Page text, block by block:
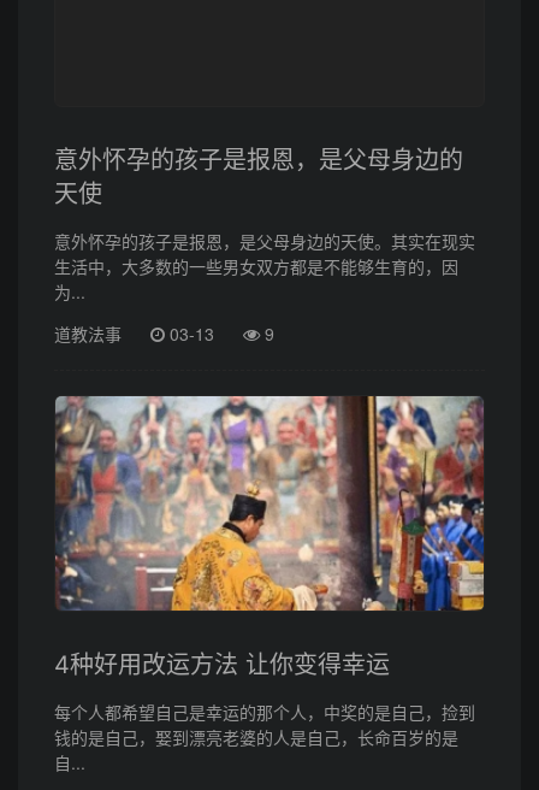
意外怀孕的孩子是报恩，是父母身边的
天使
意外怀孕的孩子是报恩，是父母身边的天使。其实在现实
生活中，大多数的一些男女双方都是不能够生育的，因
为...
道教法事
03-13 9
4种好用改运方法 让你变得幸运
每个人都希望自己是幸运的那个人，中奖的是自己，捡到
钱的是自己，娶到漂亮老婆的人是自己，长命百岁的是
自...